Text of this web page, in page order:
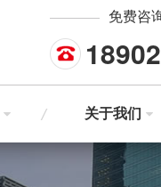
免费咨
关于我们